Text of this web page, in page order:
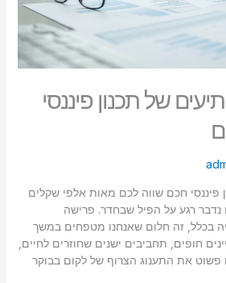
של תכנון פיננסי
פיננסי חכם שווה לכם מאות אלפי שקלים
נדבר רגע על הפיל שבחדר. פרישה
בכלל, זה חלום שאנחנו מטפחים במשך
חופים, תחביבים ישנים שחוזרים לחיים,
פשוט את התענוג הצרוף של לקום בבוקר